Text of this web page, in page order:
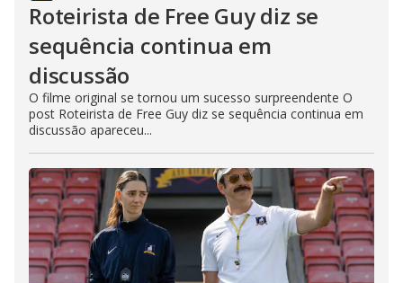
Roteirista de Free Guy diz se
sequência continua em
discussão
O filme original se tornou um sucesso surpreendente O
post Roteirista de Free Guy diz se sequência continua em
discussão apareceu...